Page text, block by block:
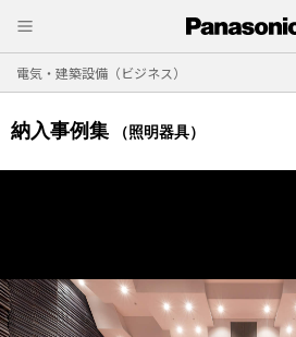
電気・建築設備（ビジネス）
納入事例集 （照明器具）